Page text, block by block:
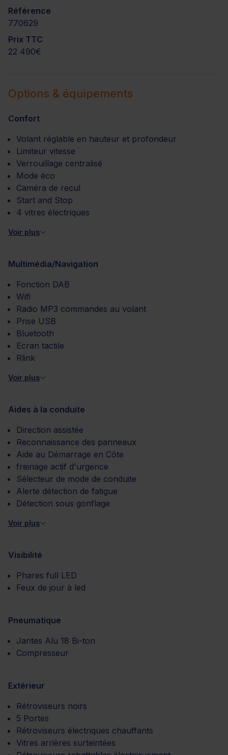
Référence
770629
Prix TTC
22 490€
Options & équipements
Confort
Volant réglable en hauteur et profondeur
Limiteur vitesse
Verrouillage centralisé
Mode éco
Caméra de recul
Start and Stop
4 vitres électriques
Voir plus
Multimédia/Navigation
Fonction DAB
Wifi
Radio MP3 commandes au volant
Prise USB
Bluetooth
Ecran tactile
Rlink
Voir plus
Aides à la conduite
Direction assistée
Reconnaissance des panneaux
Aide au Démarrage en Côte
freinage actif d'urgence
Sélecteur de mode de conduite
Alerte détection de fatigue
Détection sous gonflage
Voir plus
Visibilité
Phares full LED
Feux de jour à led
Pneumatique
Jantes Alu 18 Bi-ton
Compresseur
Extérieur
Rétroviseurs noirs
5 Portes
Rétroviseurs électriques chauffants
Vitres arrières surteintées